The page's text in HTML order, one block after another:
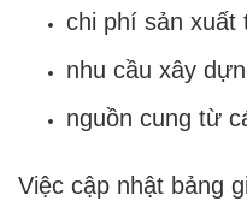
chi phí sản xuất
nhu cầu xây
nguồn cung từ
Việc cập nhật bảng